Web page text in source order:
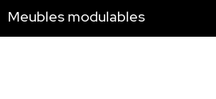
Meubles modulables
Bureau modulable